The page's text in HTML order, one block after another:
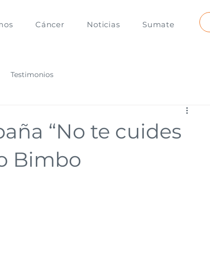
Cáncer Noticias Sumate
Testimonios
“No te cuides
Bimbo